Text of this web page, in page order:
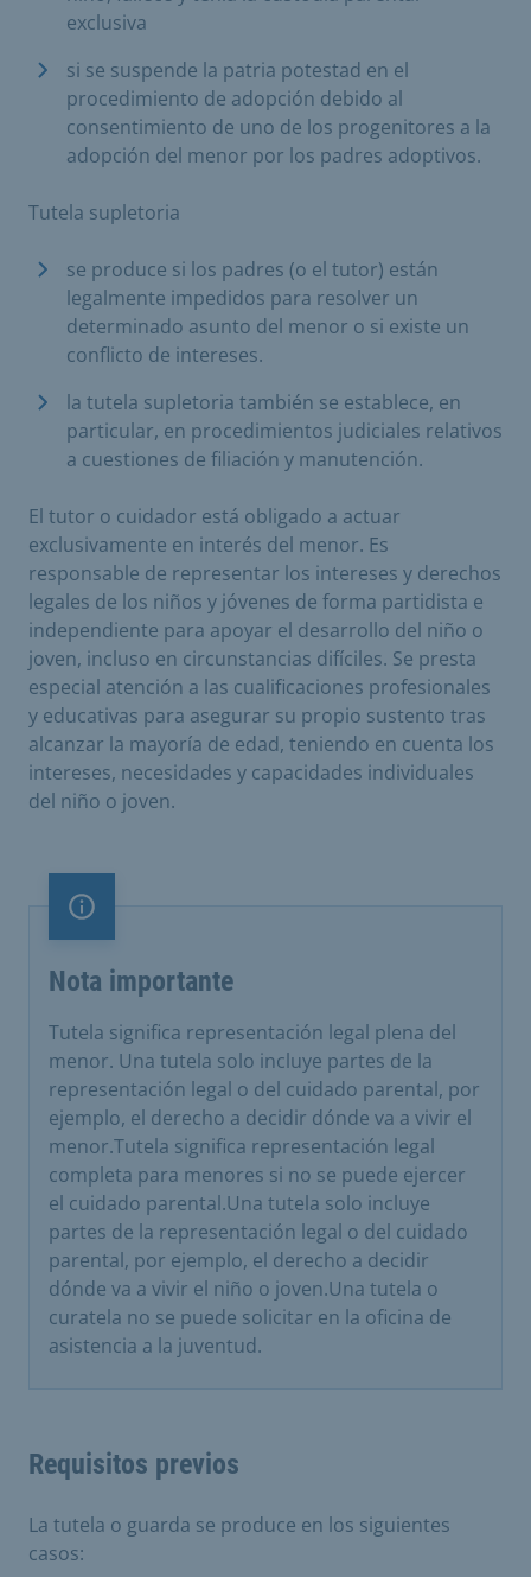
exclusiva
si se suspende la patria potestad en el
procedimiento de adopción debido al
consentimiento de uno de los progenitores a la
adopción del menor por los padres adoptivos.
Tutela supletoria
se produce si los padres (o el tutor) están
legalmente impedidos para resolver un
determinado asunto del menor o si existe un
conflicto de intereses.
la tutela supletoria también se establece, en
particular, en procedimientos judiciales relativos
a cuestiones de filiación y manutención.
El tutor o cuidador está obligado a actuar
exclusivamente en interés del menor. Es
responsable de representar los intereses y derechos
legales de los niños y jóvenes de forma partidista e
independiente para apoyar el desarrollo del niño o
joven, incluso en circunstancias difíciles. Se presta
especial atención a las cualificaciones profesionales
y educativas para asegurar su propio sustento tras
alcanzar la mayoría de edad, teniendo en cuenta los
intereses, necesidades y capacidades individuales
del niño o joven.
Nota importante
Nota importante
Tutela significa representación legal plena del
menor. Una tutela solo incluye partes de la
representación legal o del cuidado parental, por
ejemplo, el derecho a decidir dónde va a vivir el
menor.Tutela significa representación legal
completa para menores si no se puede ejercer
el cuidado parental.Una tutela solo incluye
partes de la representación legal o del cuidado
parental, por ejemplo, el derecho a decidir
dónde va a vivir el niño o joven.Una tutela o
curatela no se puede solicitar en la oficina de
asistencia a la juventud.
Requisitos previos
La tutela o guarda se produce en los siguientes
casos: